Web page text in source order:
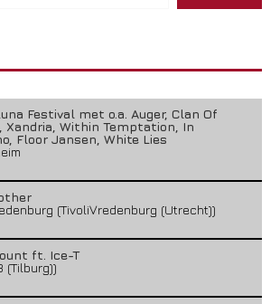
Festival met o.a. Auger, Clan Of
Xandria, Within Temptation, In
Floor Jansen, White Lies
(TivoliVredenburg (Utrecht))
ft. Ice-T
(Tilburg))